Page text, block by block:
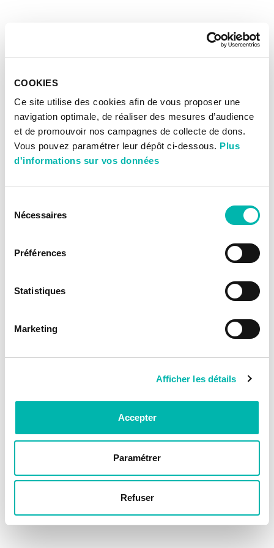
COOKIES
Ce site utilise des cookies afin de vous proposer une
navigation optimale, de réaliser des mesures d’audience
et de promouvoir nos campagnes de collecte de dons.
Vous pouvez paramétrer leur dépôt ci-dessous. Plus
d'informations sur vos données
Nécessaires
Préférences
Statistiques
Marketing
Afficher les détails
Accepter
Paramétrer
Refuser